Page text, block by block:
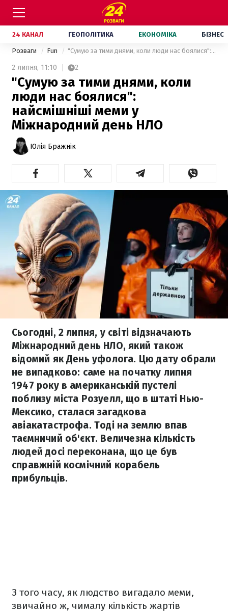
24 КАНАЛ ГЕОПОЛІТИКА ЕКОНОМІКА БІЗНЕС
Розваги Fun "Сумую за тими днями, коли люди нас боялися": найсмішніші меми у Міжнародний день НЛО
2 липня, 11:10 2
"Сумую за тими днями, коли
люди нас боялися":
найсмішніші меми у
Міжнародний день НЛО
Юлія Бражнік
Сьогодні, 2 липня, у світі відзначають
Міжнародний день НЛО, який також
відомий як День уфолога. Цю дату обрали
не випадково: саме на початку липня
1947 року в американській пустелі
поблизу міста Розуелл, що в штаті Нью-
Мексико, сталася загадкова
авіакатастрофа. Тоді на землю впав
таємничий об'єкт. Величезна кількість
людей досі переконана, що це був
справжній космічний корабель
прибульців.
З того часу, як людство вигадало меми,
звичайно ж, чималу кількість жартів